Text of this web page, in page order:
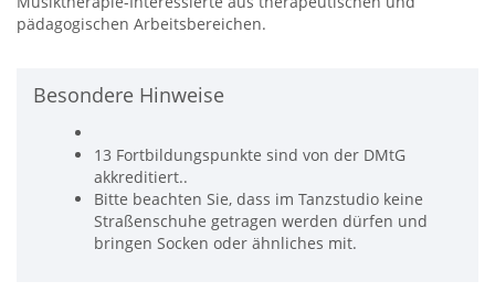
pädagogischen Arbeitsbereichen.
Besondere Hinweise
13 Fortbildungspunkte sind von der DMtG
akkreditiert..
Bitte beachten Sie, dass im Tanzstudio keine
Straßenschuhe getragen werden dürfen und
bringen Socken oder ähnliches mit.